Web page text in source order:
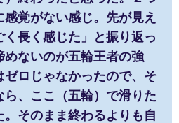
覚がない感じ。先が見え
長く感じた」と振り返っ
めないのが五輪王者の強
ゼロじゃなかったので、そ
、ここ（五輪）で滑りた
そのまま終わるよりも自